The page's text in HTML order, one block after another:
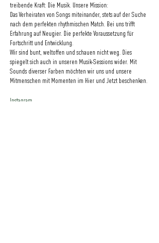
treibende Kraft: Die Musik. Unsere Mission:
Das Verheiraten von Songs miteinander, stets auf der Suche
nach dem perfekten rhythmischen Match. Bei uns trifft
Erfahrung auf Neugier. Die perfekte Voraussetzung für
Fortschritt und Entwicklung.
Wir sind bunt, weltoffen und schauen nicht weg. Dies
spiegelt sich auch in unseren Musik-Sessions wider. Mit
Sounds diverser Farben möchten wir uns und unsere
Mitmenschen mit Momenten im Hier und Jetzt beschenken.
Instagram